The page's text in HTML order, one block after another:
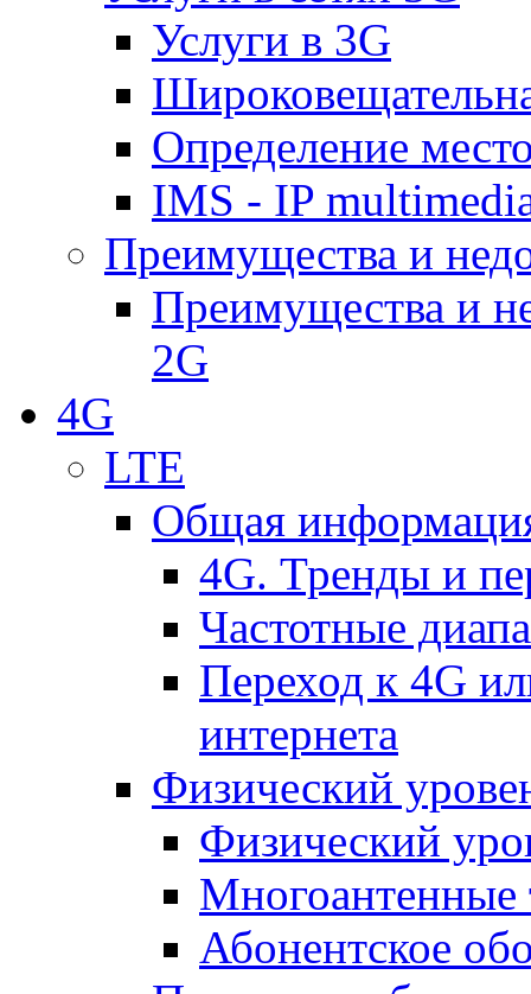
Услуги в 3G
Определение
IMS - IP
Преимущества и
Преимущества и
2G
4G
LTE
Общая
4G. Тренды и
Частотные
Переход к 4G
интернета
Физический
Физический
Многоантенные
Абонентское